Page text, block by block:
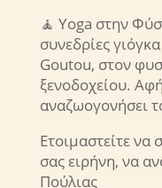
🧘 Yoga στην
συνεδρίες
Goutou, στον
ξενοδοχείου.
αναζωογονήσει
Ετοιμαστείτε να
σας ειρήνη, να
Πούλιας